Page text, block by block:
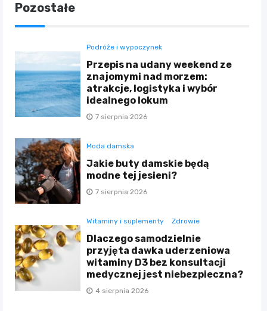
Pozostałe
Podróże i wypoczynek
Przepis na udany weekend ze
znajomymi nad morzem:
atrakcje, logistyka i wybór
idealnego lokum
7 sierpnia 2026
Moda damska
Jakie buty damskie będą
modne tej jesieni?
7 sierpnia 2026
Witaminy i suplementy Zdrowie
Dlaczego samodzielnie
przyjęta dawka uderzeniowa
witaminy D3 bez konsultacji
medycznej jest niebezpieczna?
4 sierpnia 2026